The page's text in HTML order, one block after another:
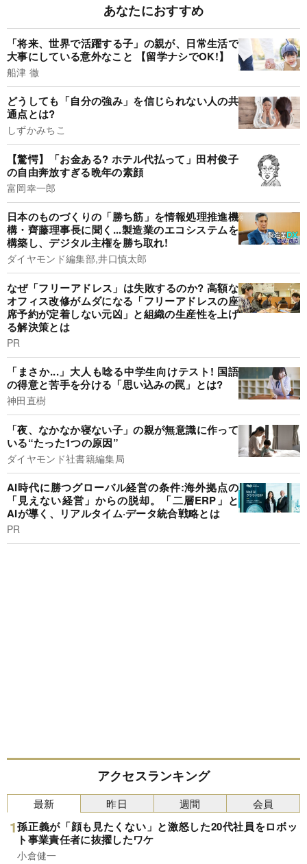
あなたにおすすめ
「将来、世界で活躍する子」の親が、日常生活で
大事にしている意外なこと 【留学ナシでOK!】
船津 徹
どうしても「自分の強み」を信じられない人の共
通点とは?
しずかみちこ
【驚愕】「お金ある? ホテル代払って」田村俊子
の自由奔放すぎる晩年の素顔
富岡幸一郎
日本のものづくりの「勝ち筋」を情報処理推進機
構・齊藤理事長に聞く...製造業のエコシステムを
構築し、デジタル主権を勝ち取れ!
ダイヤモンド編集部,井口慎太郎
なぜ「フリーアドレス」は失敗するのか? 高額な
オフィス改修がムダになる「フリーアドレスの座
席予約が定着しない元凶」と組織の生産性を上げ
る解決策とは
PR
「まさか...」大人も唸る中学生向けテスト! 国語
の得意と苦手を分ける「思い込みの罠」とは?
神田直樹
「夜、なかなか寝ない子」の親が無意識に作って
いる“たった1つの原因”
ダイヤモンド社書籍編集局
AI時代に勝つグローバル経営の条件:海外拠点の
「見えない経営」からの脱却。「二層ERP」と
AIが導く、リアルタイム·データ統合戦略とは
PR
アクセスランキング
最新
孫正義が「顔も見たくない」と激怒した20代社員をロボッ
ト事業責任者に抜擢したワケ
小倉健一
昨日 週間 会員